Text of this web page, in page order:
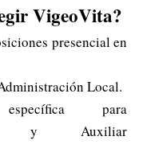
VigeoVita?
presencial en
Local.
específica para
y Auxiliar